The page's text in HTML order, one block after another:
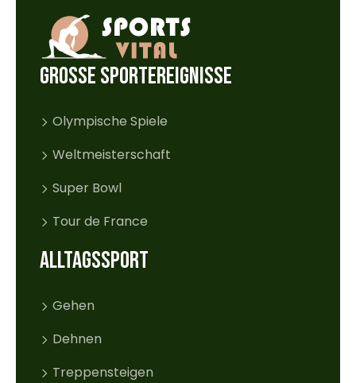
GROSSE SPORTEREIGNISSE
Olympische Spiele
Weltmeisterschaft
Super Bowl
Tour de France
ALLTAGSSPORT
Gehen
Dehnen
Treppensteigen